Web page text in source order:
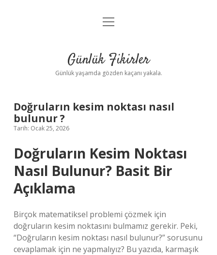
Anasayfa
Yasal Uyarı
menüyü
Günlük Fikirler
Günlük yaşamda gözden kaçanı yakala.
Doğruların kesim noktası nasıl
bulunur ?
Tarih: Ocak 25, 2026
Doğruların Kesim Noktası
Nasıl Bulunur? Basit Bir
Açıklama
Birçok matematiksel problemi çözmek için
doğruların kesim noktasını bulmamız gerekir. Peki,
“Doğruların kesim noktası nasıl bulunur?” sorusunu
cevaplamak için ne yapmalıyız? Bu yazıda, karmaşık